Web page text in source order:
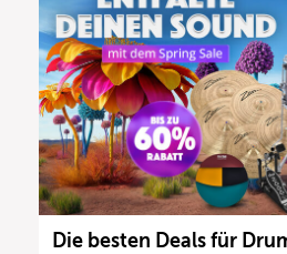
Die besten Deals für